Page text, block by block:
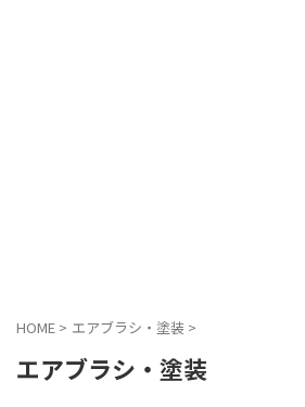
HOME > エアブラシ・塗装 >
エアブラシ・塗装